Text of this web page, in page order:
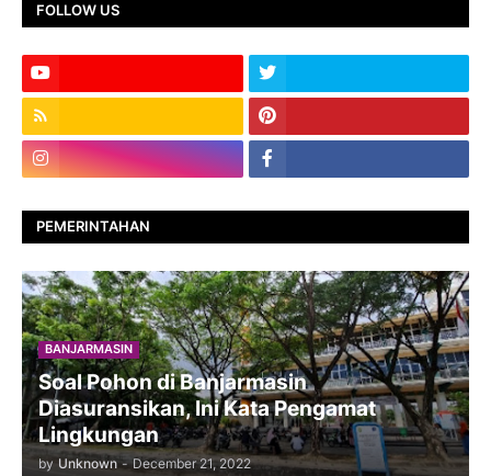
FOLLOW US
PEMERINTAHAN
BANJARMASIN
Soal Pohon di Banjarmasin
Diasuransikan, Ini Kata Pengamat
Lingkungan
by Unknown - December 21, 2022